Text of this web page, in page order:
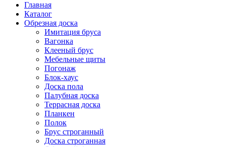
Главная
Каталог
Обрезная доска
Имитация бруса
Вагонка
Клееный брус
Мебельные щиты
Погонаж
Блок-хаус
Доска пола
Палубная доска
Террасная доска
Планкен
Полок
Брус строганный
Доска строганная